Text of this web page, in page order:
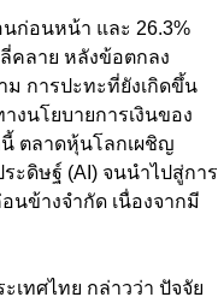
นก่อนหน้า และ 26.3%
คลาย หลังข้อตกลง
การปะทะที่ยังเกิดขึ้น
งนโยบายการเงินของ
ตลาดหุ้นโลกเผชิญ
ดิษฐ์ (AI) จนนำไปสู่การ
ข้างจำกัด เนื่องจากมี
ทศไทย กล่าวว่า ปัจจัย